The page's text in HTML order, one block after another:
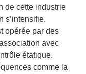
de cette industrie
s’intensifie.
opérée par des
avec
étatique.
comme la